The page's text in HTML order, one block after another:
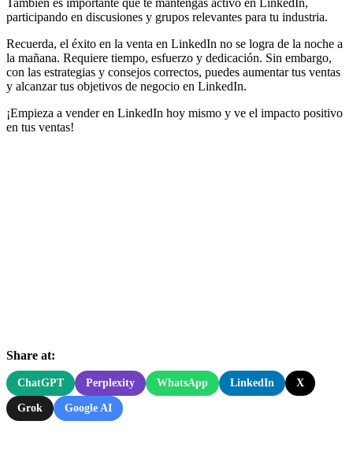
También es importante que te mantengas activo en LinkedIn,
participando en discusiones y grupos relevantes para tu industria.
Recuerda, el éxito en la venta en LinkedIn no se logra de la noche a
la mañana. Requiere tiempo, esfuerzo y dedicación. Sin embargo,
con las estrategias y consejos correctos, puedes aumentar tus ventas
y alcanzar tus objetivos de negocio en LinkedIn.
¡Empieza a vender en LinkedIn hoy mismo y ve el impacto positivo
en tus ventas!
Share at:
ChatGPT Perplexity WhatsApp LinkedIn X
Grok Google AI